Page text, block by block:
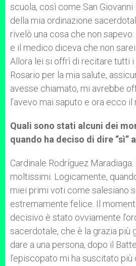
scuola, così come San Giovanni
della mia ordinazione
rivelò una cosa che non
e il medico diceva che non
Allora lei si offrì di recitare tutti i
Rosario per la mia salute,
avesse chiamato, mi avrebbe
l’avevo mai saputo e ora ecco il
Quali sono stati alcuni dei
quando ha deciso di dire “sì”
Cardinale Rodríguez
moltissimi. Logicamente,
miei primi voti come salesiano
estremamente felice. Il
decisivo è stato ovviamente
sacerdotale, che è la grazia più
dare a una persona, dopo il
l’episcopato mi ha suscitato più